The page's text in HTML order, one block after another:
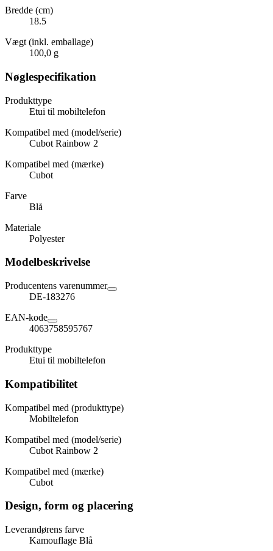
Bredde (cm)
18.5
Vægt (inkl. emballage)
100,0 g
Nøglespecifikation
Produkttype
Etui til mobiltelefon
Kompatibel med (model/serie)
Cubot Rainbow 2
Kompatibel med (mærke)
Cubot
Farve
Blå
Materiale
Polyester
Modelbeskrivelse
Producentens varenummer
DE-183276
EAN-kode
4063758595767
Produkttype
Etui til mobiltelefon
Kompatibilitet
Kompatibel med (produkttype)
Mobiltelefon
Kompatibel med (model/serie)
Cubot Rainbow 2
Kompatibel med (mærke)
Cubot
Design, form og placering
Leverandørens farve
Kamouflage Blå